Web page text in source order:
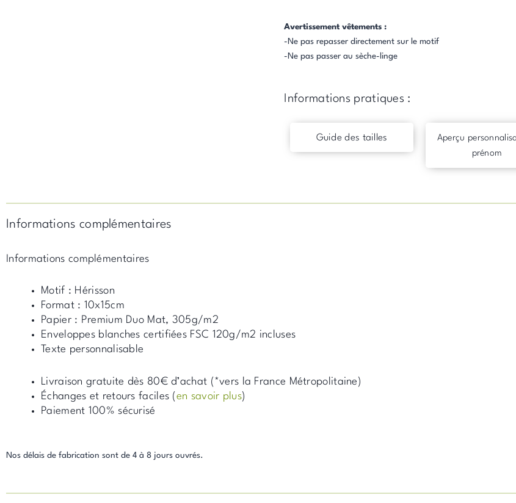
Avertissement vêtements :
-Ne pas repasser directement sur le motif
-Ne pas passer au sèche-linge
Informations pratiques :
Guide des tailles
Aperçu
prénom
Informations complémentaires
Informations complémentaires
Motif : Hérisson
Format : 10x15cm
Papier : Premium Duo Mat, 305g/m2
Enveloppes blanches certifiées FSC 120g/m2 incluses
Texte personnalisable
Livraison gratuite dès 80€ d’achat (*vers la France Métropolitaine)
Échanges et retours faciles (en savoir plus)
Paiement 100% sécurisé
Nos délais de fabrication sont de 4 à 8 jours ouvrés.